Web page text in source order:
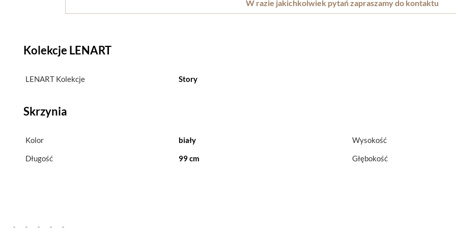
W razie jakichkolwiek pytań zapraszamy do kontaktu
Kolekcje LENART
LENART Kolekcje Story
Skrzynia
Kolor biały Wysokość
Długość
99 cm Głębokość